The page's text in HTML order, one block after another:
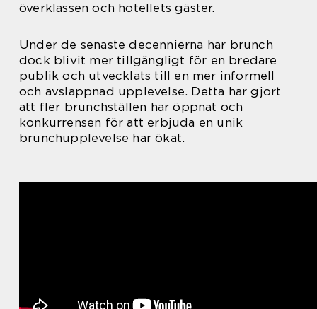
överklassen och hotellets gäster.
Under de senaste decennierna har brunch
dock blivit mer tillgängligt för en bredare
publik och utvecklats till en mer informell
och avslappnad upplevelse. Detta har gjort
att fler brunchställen har öppnat och
konkurrensen för att erbjuda en unik
brunchupplevelse har ökat.